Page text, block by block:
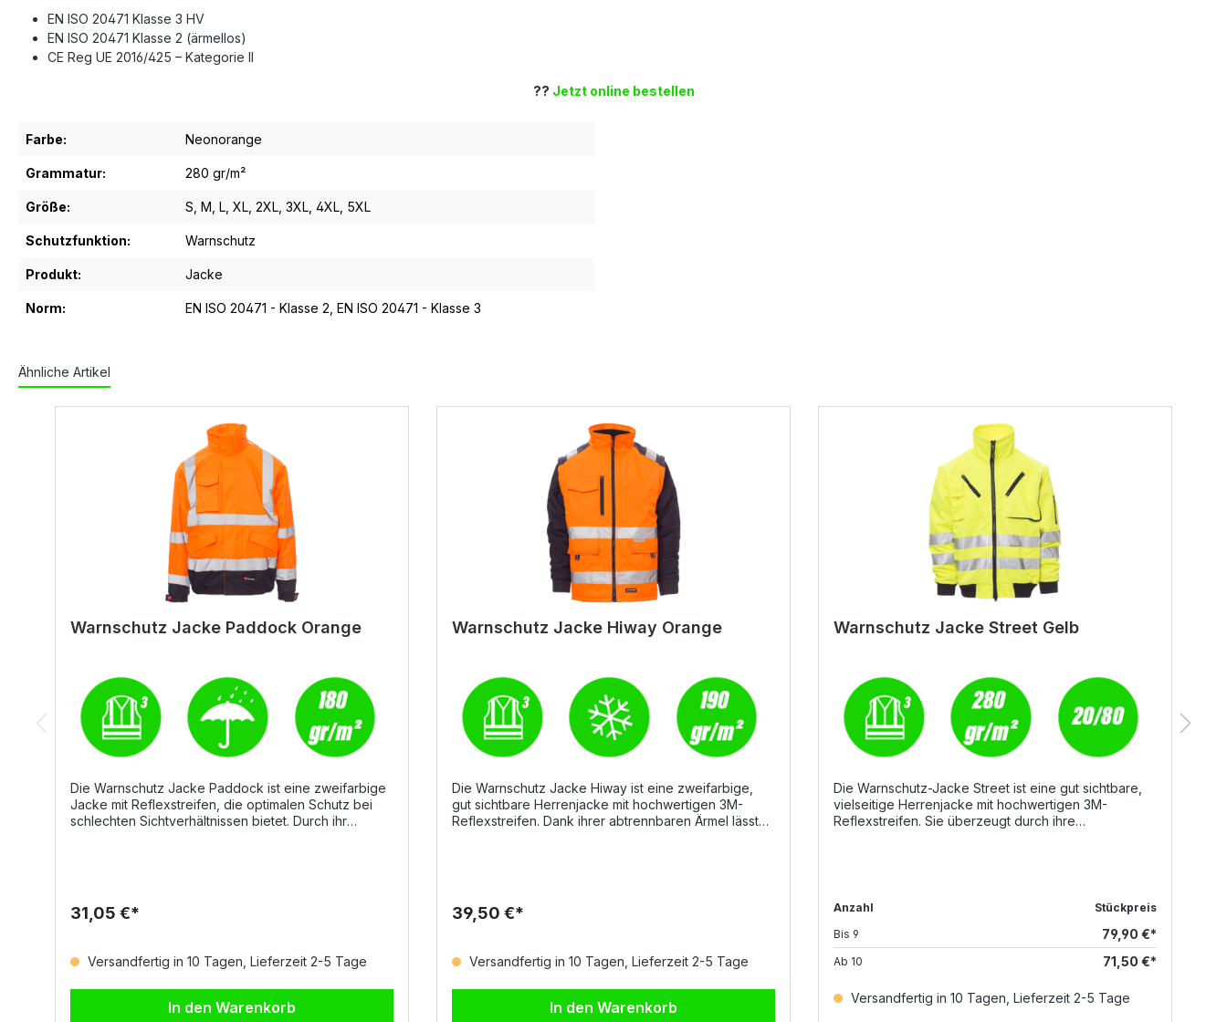
EN ISO 20471 Klasse 3 HV
EN ISO 20471 Klasse 2 (ärmel­los)
CE Reg UE 2016/425 – Kategorie II
?? Jetzt online bestellen
Farbe: Neonorange
Grammatur: 280 gr/m²
Größe: S , M , L , XL , 2XL , 3XL , 4XL , 5XL
Schutzfunktion: Warnschutz
Produkt: Jacke
Norm: EN ISO 20471 - Klasse 2 , EN ISO 20471 - Klasse 3
Ähnliche Artikel
Warnschutz Jacke Paddock Orange
Die Warnschutz Jacke Paddock ist eine zweifarbige
Jacke mit Reflexstreifen, die optimalen Schutz bei
schlechten Sichtverhältnissen bietet. Durch ihr
Ärmelbündchen Zwei große Vordertaschen mit
Klappe und Klettverschluss Handytasche und Ring
mit Klettverschlusstasche Wärmeversiegelte Nähte
für zusätzlichen Schutz Material und Eigenschaften
100% Polyester mit PU-Beschichtung Gewicht: ca. 180
Kategorie II EN ISO 20471 Klasse 3 HV EN 343:2019 (3
31,05 €*
Versandfertig in 10 Tagen, Lieferzeit 2-5 Tage
In den Warenkorb
Warnschutz Jacke Hiway Orange
Die Warnschutz Jacke Hiway ist eine zweifarbige,
gut sichtbare Herrenjacke mit hochwertigen 3M-
Reflexstreifen. Dank ihrer abtrennbaren Ärmel lässt
hohen Komfort und Funktionalität im Arbeitsalltag.
Material und Eigenschaften 100% Polyester
mit 3M-Reflexstreifen Abtrennbare Ärmel für flexible
Nutzung Reißverschluss aus Kunststoff mit
Metallschieber Elastische Ärmelbündchen Zwei
Vordertaschen Brusttasche mit Reißverschluss
39,50 €*
Versandfertig in 10 Tagen, Lieferzeit 2-5 Tage
In den Warenkorb
Warnschutz Jacke Street Gelb
Die Warnschutz-Jacke Street ist eine gut sichtbare,
vielseitige Herrenjacke mit hochwertigen 3M-
Reflexstreifen. Sie überzeugt durch ihre
Weste tragbar8 mm 2-Wege-Reißverschluss aus
Ärmelbündchen für angenehmen SitzZwei
Vordertaschen mit ReißverschlussZwei Brusttaschen
mit ReißverschlussHandytasche für schnellen
für einfache Veredelung
Anzahl
Stückpreis
Bis 9 79,90 €*
Ab 10 71,50 €*
Versandfertig in 10 Tagen, Lieferzeit 2-5 Tage